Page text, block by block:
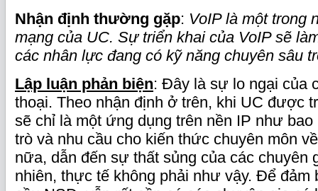
Nhận định thường gặp: VoIP là một trong
mạng của UC. Sự triển khai của VoIP sẽ
các nhân lực đang có kỹ năng chuyên sâu
Lập luận phản biện: Đây là sự lo ngại của
thoại. Theo nhận định ở trên, khi UC được
sẽ chỉ là một ứng dụng trên nền IP như
trò và nhu cầu cho kiến thức chuyên môn
nữa, dẫn đến sự thất sủng của các chuyên
nhiên, thực tế không phải như vậy. Để đảm